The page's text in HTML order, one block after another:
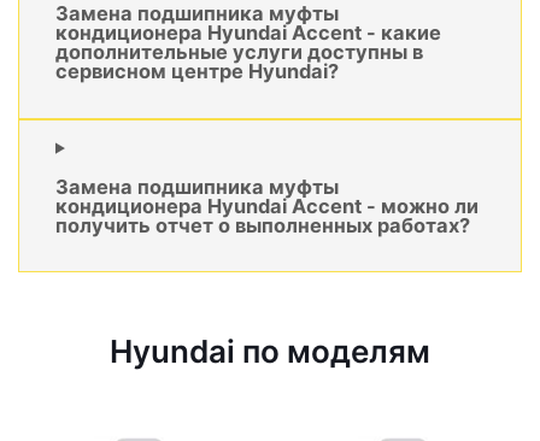
Замена подшипника муфты
кондиционера Hyundai Accent - какие
дополнительные услуги доступны в
сервисном центре Hyundai?
Замена подшипника муфты
кондиционера Hyundai Accent - можно ли
получить отчет о выполненных работах?
Hyundai по моделям